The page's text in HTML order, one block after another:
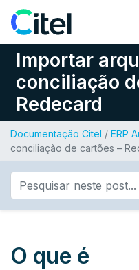
Pular para o conteúdo
Importar
conciliação
Redecard
Documentação Citel / ERP
conciliação de cartões –
O que é